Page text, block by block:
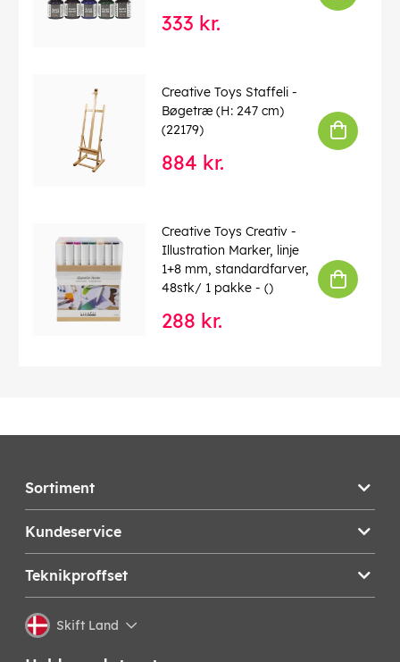
333 kr.
Creative Toys Staffeli -
Bøgetræ (H: 247 cm)
(22179)
884 kr.
Creative Toys Creativ -
Illustration Marker, linje
1+8 mm, standardfarver,
48stk/ 1 pakke - ()
288 kr.
Sortiment
Kundeservice
Teknikproffset
Skift Land